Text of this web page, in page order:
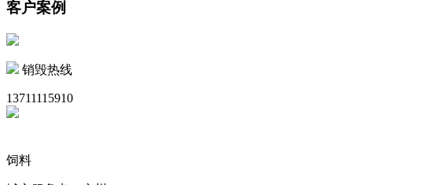
客户案例
销毁热线
13711115910
饲料